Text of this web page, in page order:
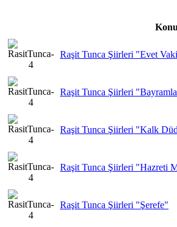
Konu
Raşit Tunca Şiirleri "Evet
Raşit Tunca Şiirleri
Raşit Tunca Şiirleri "Kalk
Raşit Tunca Şiirleri "Hazreti
Raşit Tunca Şiirleri "Şerefe"